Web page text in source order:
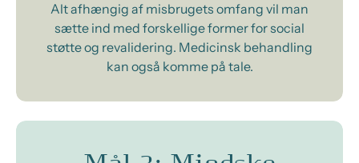
Alt afhængig af misbrugets omfang vil man
sætte ind med forskellige former for social
støtte og revalidering. Medicinsk behandling
kan også komme på tale.